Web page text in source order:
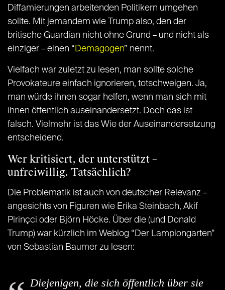
Diffamierungen arbeitenden Politikern umgehen
sollte. Mit jemandem wie Trump also, den der
britische Guardian nicht ohne Grund – und nicht als
einziger – einen “Demagogen” nennt.
Vielfach war zuletzt zu lesen, man sollte solche
Provokateure einfach ignorieren, totschweigen. Ja,
man würde ihnen sogar helfen, wenn man sich mit
ihnen öffentlich auseinandersetzt. Doch das ist
falsch. Vielmehr ist das Wie der Auseinandersetzung
entscheidend.
Wer kritisiert, der unterstützt –
unfreiwillig. Tatsächlich?
Die Problematik ist auch von deutscher Relevanz –
angesichts von Figuren wie Erika Steinbach, Akif
Pirinçci oder Björn Höcke. Über die (und Donald
Trump) war kürzlich im Weblog “Der Lampiongarten”
von Sebastian Baumer zu lesen:
Diejenigen, die sich öffentlich über sie